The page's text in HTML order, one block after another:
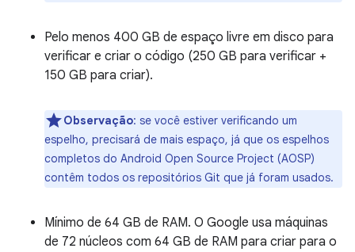
Pelo menos 400 GB de espaço livre em disco para
verificar e criar o código (250 GB para verificar +
150 GB para criar).
Observação: se você estiver verificando um
espelho, precisará de mais espaço, já que os espelhos
completos do Android Open Source Project (AOSP)
contêm todos os repositórios Git que já foram usados.
Mínimo de 64 GB de RAM. O Google usa máquinas
de 72 núcleos com 64 GB de RAM para criar para o